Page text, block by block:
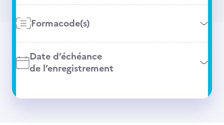
Formacode(s)
Date d’échéance
de l’enregistrement